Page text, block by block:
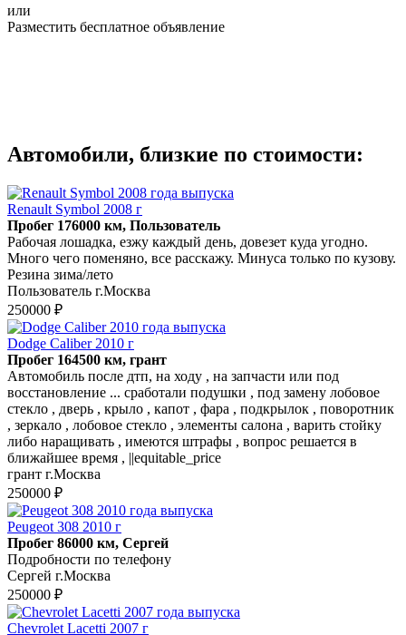
или
Разместить бесплатное объявление
Автомобили, близкие по стоимости:
Renault Symbol 2008 г
Пробег 176000 км, Пользователь
Рабочая лошадка, езжу каждый день, довезет куда угодно.
Много чего поменяно, все расскажу. Минуса только по кузову.
Резина зима/лето
Пользователь г.Москва
250000 ₽
Dodge Caliber 2010 г
Пробег 164500 км, грант
Автомобиль после дтп, на ходу , на запчасти или под
восстановление ... сработали подушки , под замену лобовое
стекло , дверь , крыло , капот , фара , подкрылок , поворотник
, зеркало , лобовое стекло , элементы салона , варить стойку
либо наращивать , имеются штрафы , вопрос решается в
ближайшее время , ||equitable_price
грант г.Москва
250000 ₽
Peugeot 308 2010 г
Пробег 86000 км, Сергей
Подробности по телефону
Сергей г.Москва
250000 ₽
Chevrolet Lacetti 2007 г